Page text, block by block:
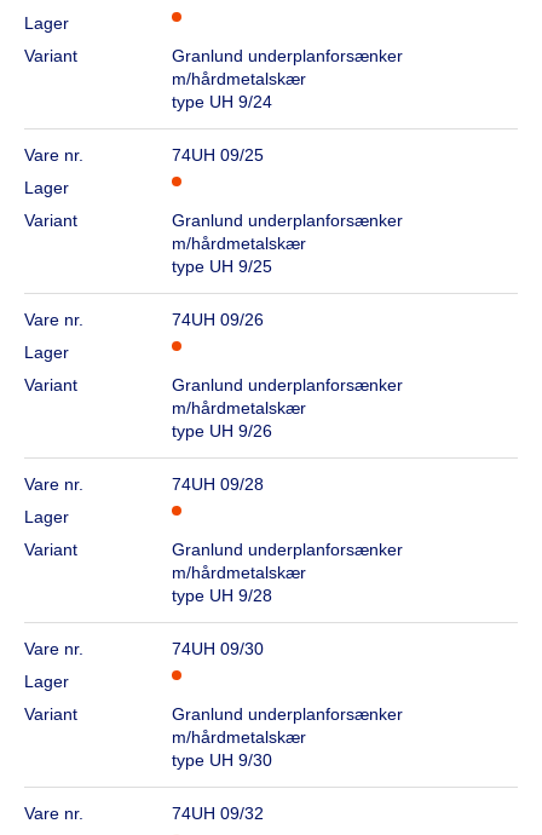
Lager
Variant
Granlund underplanforsænker
m/hårdmetalskær
type UH 9/24
Vare nr.
74UH 09/25
Lager
Variant
Granlund underplanforsænker
m/hårdmetalskær
type UH 9/25
Vare nr.
74UH 09/26
Lager
Variant
Granlund underplanforsænker
m/hårdmetalskær
type UH 9/26
Vare nr.
74UH 09/28
Lager
Variant
Granlund underplanforsænker
m/hårdmetalskær
type UH 9/28
Vare nr.
74UH 09/30
Lager
Variant
Granlund underplanforsænker
m/hårdmetalskær
type UH 9/30
Vare nr.
74UH 09/32